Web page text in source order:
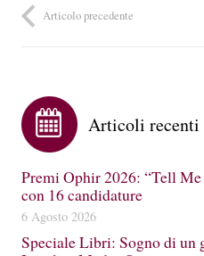
Articolo precedente
Articoli recenti
Premi Ophir 2026: “Tell
con 16 candidature
6 Agosto 2026
Speciale Libri: Sogno di